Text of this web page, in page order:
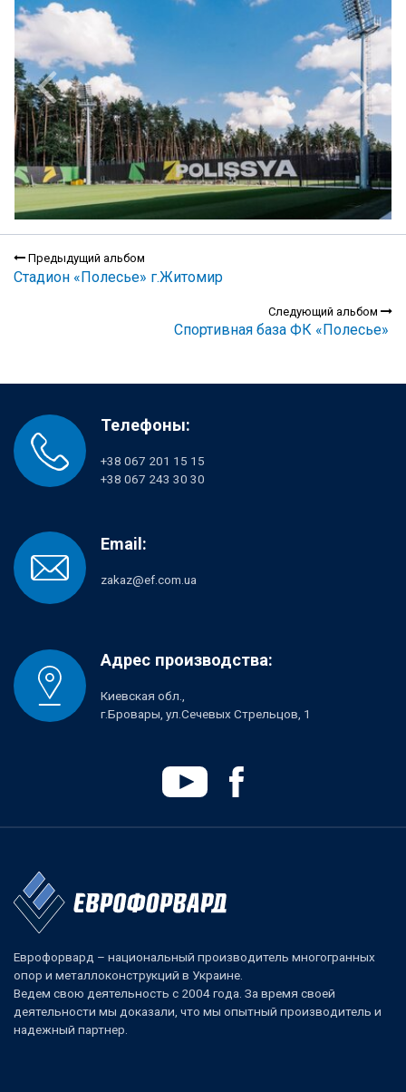
Предыдущий альбом
Стадион «Полесье» г.Житомир
Следующий альбом
Спортивная база ФК «Полесье»
Телефоны:
+38 067 201 15 15
+38 067 243 30 30
Email:
zakaz@ef.com.ua
Адрес производства:
Киевская обл.,
г.Бровары, ул.Сечевых Стрельцов, 1
Еврофорвард – национальный производитель многогранных
опор и металлоконструкций в Украине.
Ведем свою деятельность с 2004 года. За время своей
деятельности мы доказали, что мы опытный производитель и
надежный партнер.